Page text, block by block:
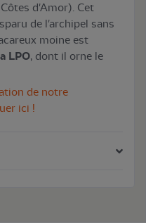
d'Amor). Cet
de l'archipel sans
moine est
LPO, dont il orne le
de notre
ici !